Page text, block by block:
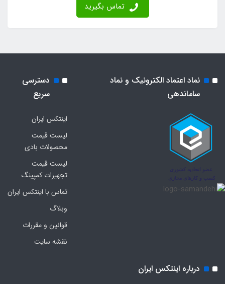
تماس بگیرید
نماد اعتماد الکترونیک و نماد
ساماندهی
دسترسی
سریع
اینتکس ایران
لیست قیمت
محصولات بادی
لیست قیمت
تجهیزات کمپینگ
تماس با اینتکس ایران
وبلاگ
قوانین و مقررات
نقشه سایت
درباره اینتکس ایران